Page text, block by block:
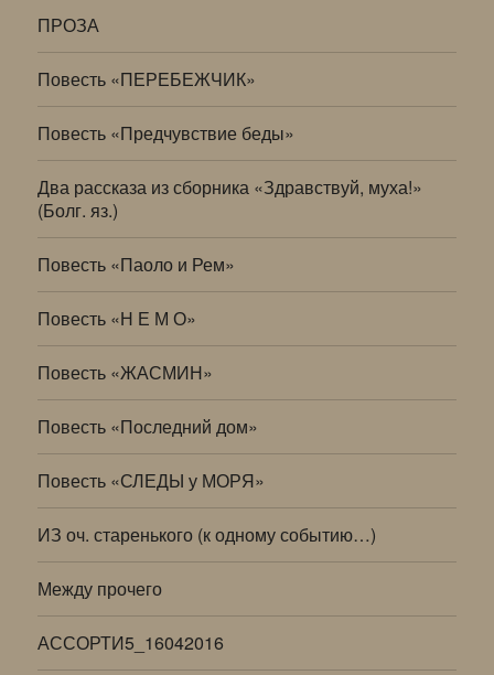
ПРОЗА
Повесть «ПЕРЕБЕЖЧИК»
Повесть «Предчувствие беды»
Два рассказа из сборника «Здравствуй, муха!»
(Болг. яз.)
Повесть «Паоло и Рем»
Повесть «Н Е М О»
Повесть «ЖАСМИН»
Повесть «Последний дом»
Повесть «СЛЕДЫ у МОРЯ»
ИЗ оч. старенького (к одному событию…)
Между прочего
АССОРТИ5_16042016